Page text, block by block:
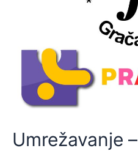
Umrežavanje –